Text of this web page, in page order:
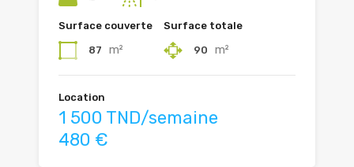
Surface couverte
87 m²
Surface totale
90 m²
Location
1 500 TND/semaine
480 €